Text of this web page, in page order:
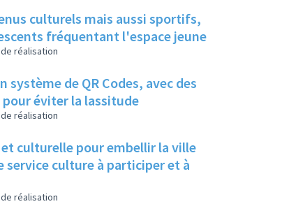
culturels mais aussi sportifs,
fréquentant l'espace jeune
réalisation
de QR Codes, avec des
éviter la lassitude
réalisation
culturelle pour embellir la ville
culture à participer et à
réalisation